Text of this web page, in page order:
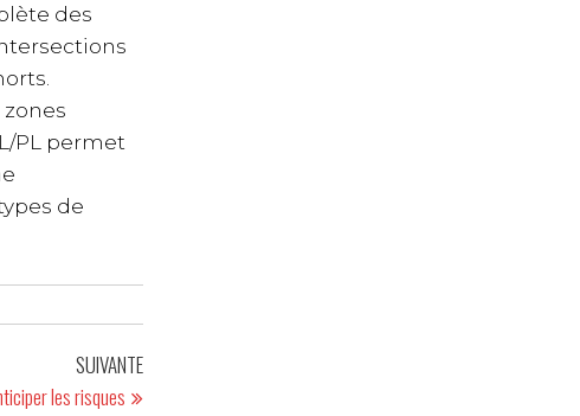
des
PL permet
de
SUIVANTE
les risques